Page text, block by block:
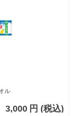
ル
3,000 円 (税込)